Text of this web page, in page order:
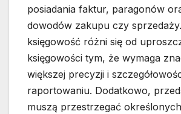
posiadania faktur, paragonów
dowodów zakupu czy sprzedaży.
księgowość różni się od
księgowości tym, że wymaga
większej precyzji i
raportowaniu. Dodatkowo,
muszą przestrzegać